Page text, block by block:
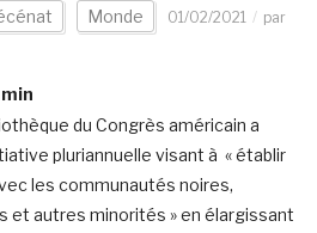
Monde 01/02/2021
par
min
du Congrès américain a
pluriannuelle visant à « établir
les communautés noires,
et autres minorités » en élargissant